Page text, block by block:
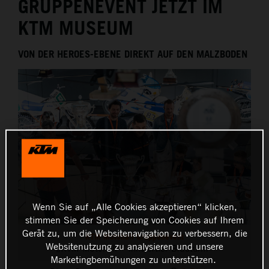
GRUPPENEVENT JETZT IM
KTM MUSEUM
VON DER HEROES-EBENE DIREKT AUF DEN MALZBODEN
KTM Motohall Gruppenevent
„KTM Motohall – Innviertler Brauturm“
Wenn Sie auf „Alle Cookies akzeptieren“ klicken,
stimmen Sie der Speicherung von Cookies auf Ihrem
Gerät zu, um die Websitenavigation zu verbessern, die
Websitenutzung zu analysieren und unsere
Marketingbemühungen zu unterstützen.